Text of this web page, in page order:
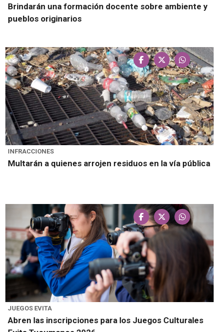
Brindarán una formación docente sobre ambiente y
pueblos originarios
INFRACCIONES
Multarán a quienes arrojen residuos en la vía pública
JUEGOS EVITA
Abren las inscripciones para los Juegos Culturales